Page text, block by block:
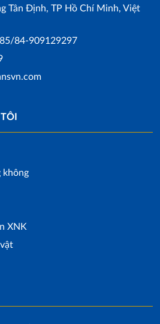
Tân Định, TP Hồ Chí Minh, Việt
84-909129297
không
XNK